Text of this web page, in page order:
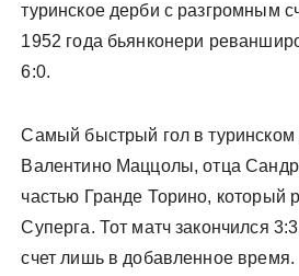
туринское дерби с разгромным
1952 года бьянконери
6:0.
Самый быстрый гол в туринском
Валентино Маццолы, отца
частью Гранде Торино, который
Суперга. Тот матч закончился
счет лишь в добавленное время.